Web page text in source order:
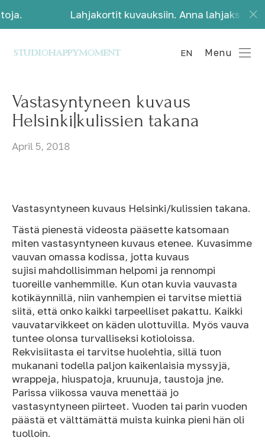
Lahjakortit kuvauksiin. Anna lahjaksi
EN Menu
Vastasyntyneen kuvaus
Helsinki|kulissien takana
April 5, 2018
Vastasyntyneen kuvaus Helsinki/kulissien takana.
Tästä pienestä videosta pääsette katsomaan
miten vastasyntyneen kuvaus etenee. Kuvasimme
vauvan omassa kodissa, jotta kuvaus
sujisi mahdollisimman helpomi ja rennompi
tuoreille vanhemmille. Kun otan kuvia vauvasta
kotikäynnillä, niin vanhempien ei tarvitse miettiä
siitä, että onko kaikki tarpeelliset pakattu. Kaikki
vauvatarvikkeet on käden ulottuvilla. Myös vauva
tuntee olonsa turvalliseksi kotioloissa.
Rekvisiitasta ei tarvitse huolehtia, sillä tuon
mukanani todella paljon kaikenlaisia myssyjä,
wrappeja, hiuspatoja, kruunuja, taustoja jne.
Parissa viikossa vauva menettää jo
vastasyntyneen piirteet. Vuoden tai parin vuoden
päästä et välttämättä muista kuinka pieni hän oli
tuolloin.